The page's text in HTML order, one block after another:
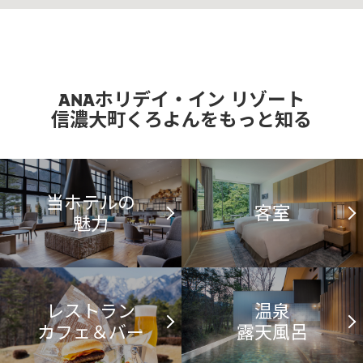
ANAホリデイ・イン リゾート
信濃大町くろよんをもっと知る
当ホテルの
魅力
客室
レストラン
カフェ＆バー
温泉
露天風呂